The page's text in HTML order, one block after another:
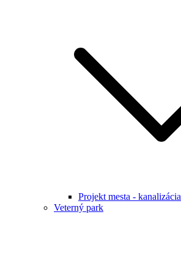
Projekt mesta - kanalizácia
Veterný park